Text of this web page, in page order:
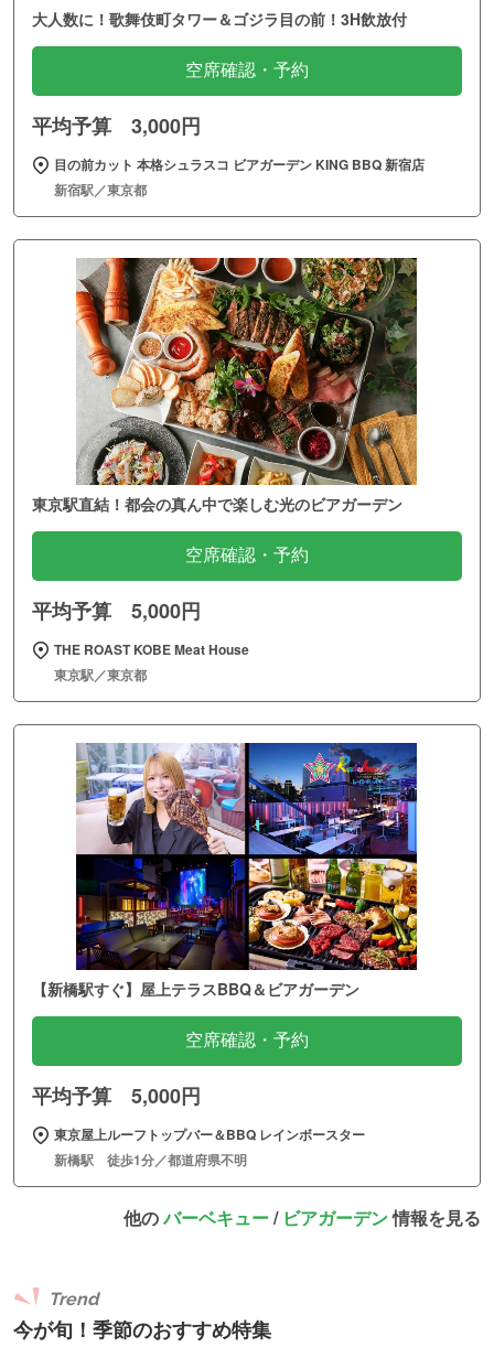
大人数に！歌舞伎町タワー＆ゴジラ目の前！3H飲放付
空席確認・予約
平均予算 3,000円
目の前カット 本格シュラスコ ビアガーデン KING BBQ 新宿店
新宿駅／東京都
東京駅直結！都会の真ん中で楽しむ光のビアガーデン
空席確認・予約
平均予算 5,000円
THE ROAST KOBE Meat House
東京駅／東京都
【新橋駅すぐ】屋上テラスBBQ＆ビアガーデン
空席確認・予約
平均予算 5,000円
東京屋上ルーフトップバー＆BBQ レインボースター
新橋駅 徒歩1分／都道府県不明
他のバーベキュー/ ビアガーデン情報を見る
今が旬！季節のおすすめ特集
Trend